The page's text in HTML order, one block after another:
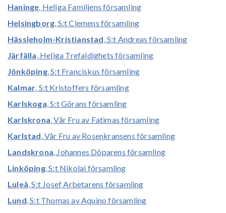
Haninge, Heliga Familjens församling
Helsingborg, S:t Clemens församling
Hässleholm-Kristianstad, S:t Andreas församling
Järfälla, Heliga Trefaldighets församling
Jönköping, S:t Franciskus församling
Kalmar, S:t Kristoffers församling
Karlskoga, S:t Görans församling
Karlskrona, Vår Fru av Fatimas församling
Karlstad, Vår Fru av Rosenkransens församling
Landskrona, Johannes Döparens församling
Linköping, S:t Nikolai församling
Luleå, S:t Josef Arbetarens församling
Lund, S:t Thomas av Aquino församling